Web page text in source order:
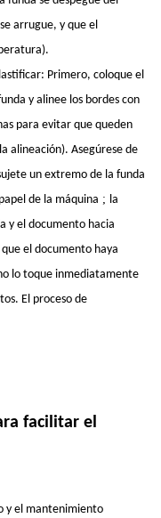
arrugue, y que el
Primero, coloque el
y alinee los bordes con
para evitar que queden
alineación). Asegúrese de
un extremo de la funda
de la máquina ; la
y el documento hacia
el documento haya
lo toque inmediatamente
El proceso de
facilitar el
y el mantenimiento